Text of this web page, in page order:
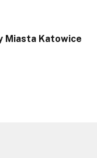
Miasta Katowice